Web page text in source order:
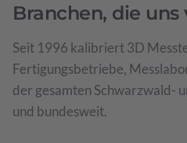
Branchen, die
Seit 1996 kalibriert 3D
Fertigungsbetriebe,
der gesamten Schwarzwald-
und bundesweit.